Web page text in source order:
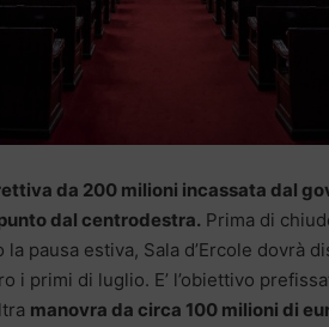
da 200 milioni incassata dal
dal centrodestra. Prima di
pausa estiva, Sala d’Ercole dovrà
i primi di luglio. E’ l’obiettivo
manovra da circa 100 milioni di